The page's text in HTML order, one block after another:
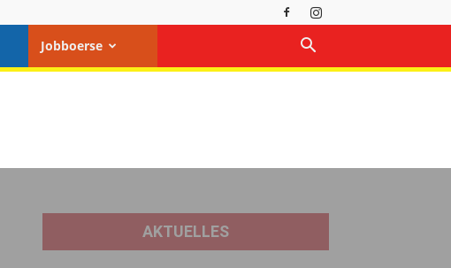
Jobboerse
AKTUELLES